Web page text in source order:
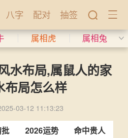
八字 配对 抽签
属相虎 属相兔
水布局,属鼠人的家
布局怎么样
03-12 11:13:23
2026运势 命中贵人